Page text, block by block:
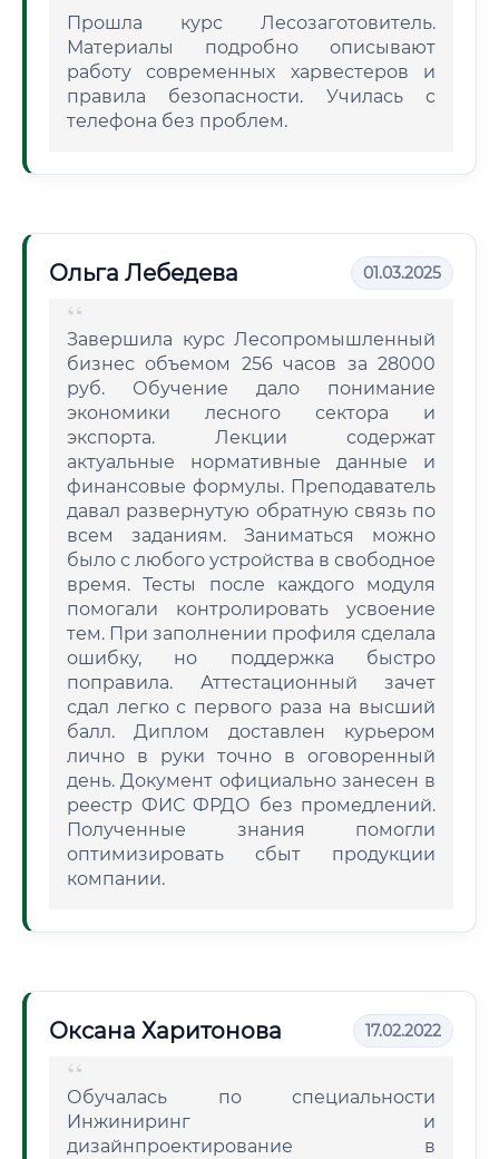
Прошла курс Лесозаготовитель.
Материалы подробно описывают
работу современных харвестеров и
правила безопасности. Училась с
телефона без проблем.
Ольга Лебедева 01.03.2025
Завершила курс Лесопромышленный
бизнес объемом 256 часов за 28000
руб. Обучение дало понимание
экономики лесного сектора и
экспорта. Лекции содержат
актуальные нормативные данные и
финансовые формулы. Преподаватель
давал развернутую обратную связь по
всем заданиям. Заниматься можно
было с любого устройства в свободное
время. Тесты после каждого модуля
помогали контролировать усвоение
тем. При заполнении профиля сделала
ошибку, но поддержка быстро
поправила. Аттестационный зачет
сдал легко с первого раза на высший
балл. Диплом доставлен курьером
лично в руки точно в оговоренный
день. Документ официально занесен в
реестр ФИС ФРДО без промедлений.
Полученные знания помогли
оптимизировать сбыт продукции
компании.
Оксана Харитонова 17.02.2022
Обучалась по специальности
Инжиниринг и
дизайнпроектирование в